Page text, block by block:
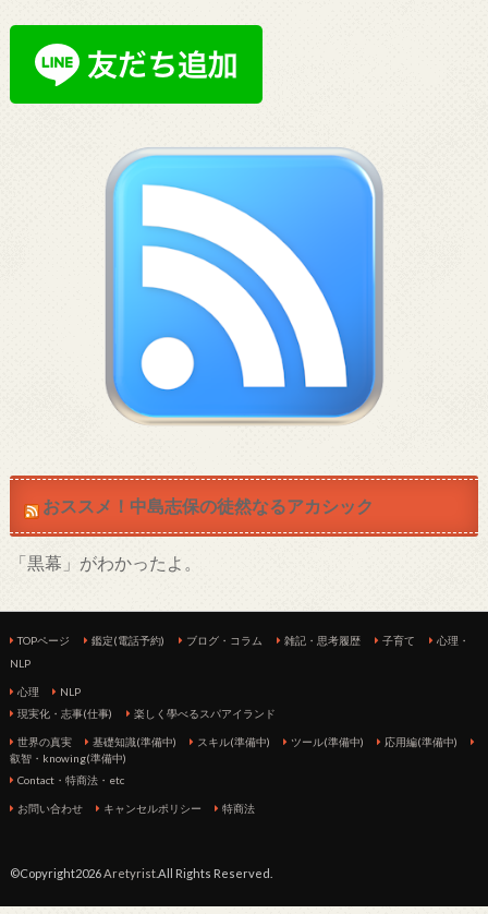
おススメ！中島志保の徒然なるアカシック
「黒幕」がわかったよ。
TOPページ 鑑定(電話予約) ブログ・コラム 雑記・思考履歴 子育て
心理・
NLP
心理
NLP
現実化・志事(仕事)
楽しく學べるスパアイランド
世界の真実 基礎知識(準備中) スキル(準備中) ツール(準備中)
応用編(準備中)
叡智・knowing(準備中)
Contact・特商法・etc
お問い合わせ キャンセルポリシー 特商法
©Copyright2026Aretyrist.All Rights Reserved.